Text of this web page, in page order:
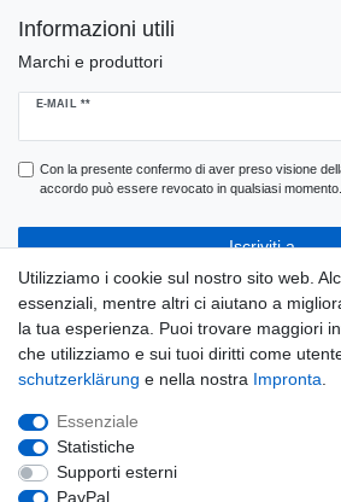
Informazioni utili
Marchi e produttori
E-MAIL **
Ceres::Template.newsletterHoneypotLabel
Con la presente confermo di aver preso visione
accordo può essere revocato in qualsiasi
Iscriviti a
**
Utilizziamo i cookie sul nostro sito web.
essenziali, mentre altri ci aiutano a
la tua esperienza. Puoi trovare maggiori
che utilizziamo e sui tuoi diritti come
schutz­erklärung e nella nostra Impronta
Essenziale
Statistiche
Supporti esterni
PayPal